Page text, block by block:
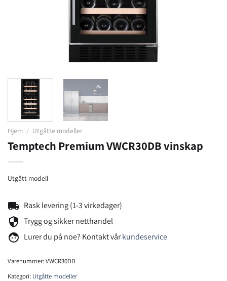
Hjem / Utgåtte modeller
Temptech Premium VWCR30DB vinskap
Utgått modell
local_shipping Rask levering (1-3 virkedager)
security Trygg og sikker netthandel
face Lurer du på noe? Kontakt vårkundeservice
Varenummer:VWCR30DB
Kategori: Utgåtte modeller